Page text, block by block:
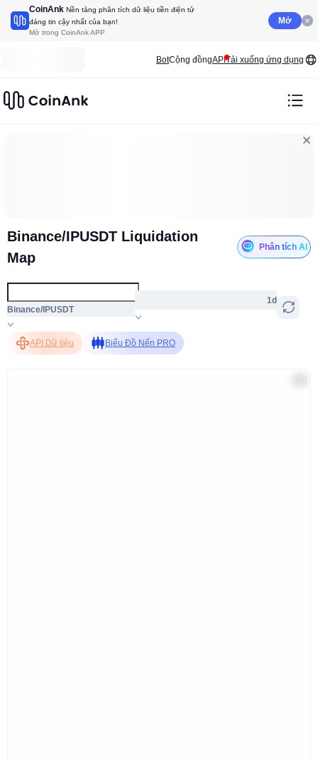
CoinAnk Nền tảng phân tích dữ liệu tiền điện tử
đáng tin cậy nhất của bạn!
Mở trong CoinAnk APP
Mở
BotCộng đồngAPITải xuống ứng dụng
Binance/IPUSDT Liquidation
Map
Phân tích AI
Binance/IPUSDT
1d
API Dữ liệu Biểu Đồ Nến PRO